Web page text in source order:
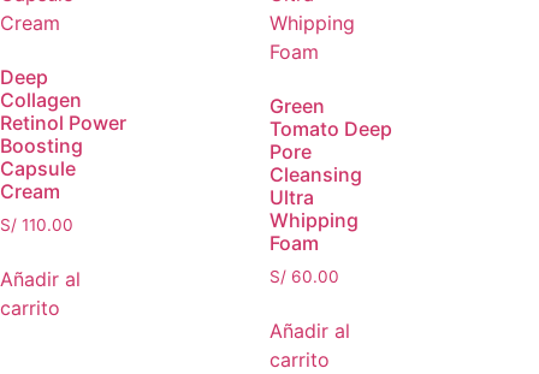
Deep
Collagen
Retinol Power
Boosting
Capsule
Cream
S/ 110.00
Añadir al
carrito
Green
Tomato Deep
Pore
Cleansing
Ultra
Whipping
Foam
S/ 60.00
Añadir al
carrito